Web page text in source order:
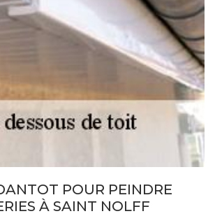
POUR PEINDRE
À SAINT NOLFF